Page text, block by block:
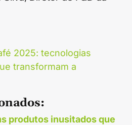
2025: tecnologias
transformam a
produtos inusitados que